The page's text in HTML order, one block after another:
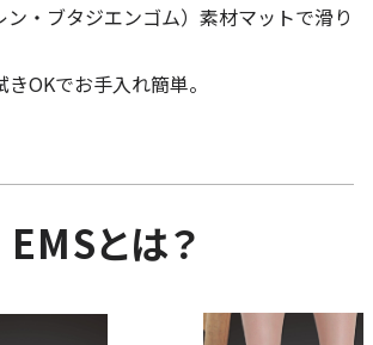
ン・ブタジエンゴム）素材マットで滑り
OKでお手入れ簡単。
EMSとは？